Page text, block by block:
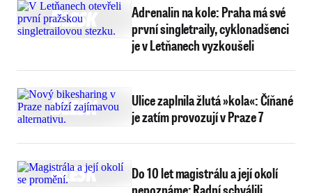
Adrenalin na kole: Praha má své
první singletraily, cyklonadšenci
je v Letňanech vyzkoušeli
Ulice zaplnila žlutá »kola«: Číňané
je zatím provozují v Praze 7
Do 10 let magistrálu a její okolí